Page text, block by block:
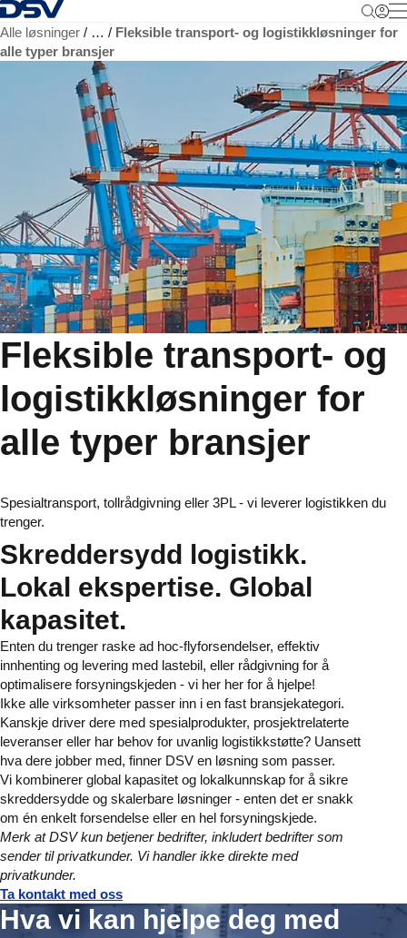
Tilbake til hjemmesiden
Alle løsninger …
Fleksible transport- og logistikkløsninger for
alle typer bransjer
Fleksible transport- og
logistikkløsninger for
alle typer bransjer
Spesialtransport, tollrådgivning eller 3PL - vi leverer logistikken du
trenger.
Skreddersydd logistikk.
Lokal ekspertise. Global
kapasitet.
Enten du trenger raske ad hoc-flyforsendelser, effektiv
innhenting og levering med lastebil, eller rådgivning for å
optimalisere forsyningskjeden - vi her her for å hjelpe!
Ikke alle virksomheter passer inn i en fast bransjekategori.
Kanskje driver dere med spesialprodukter, prosjektrelaterte
leveranser eller har behov for uvanlig logistikkstøtte? Uansett
hva dere jobber med, finner DSV en løsning som passer.
Vi kombinerer global kapasitet og lokalkunnskap for å sikre
skreddersydde og skalerbare løsninger - enten det er snakk
om én enkelt forsendelse eller en hel forsyningskjede.
Merk at DSV kun betjener bedrifter, inkludert bedrifter som
sender til privatkunder. Vi handler ikke direkte med
privatkunder.
Ta kontakt med oss
Hva vi kan hjelpe deg med